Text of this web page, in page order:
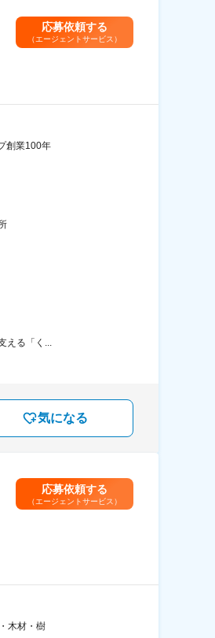
応募依頼する
（エージェントサービス）
創業100年
える「く...
気になる
応募依頼する
（エージェントサービス）
木材・樹